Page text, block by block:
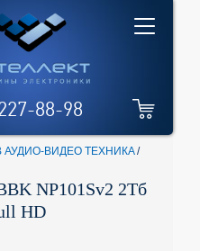
88-98
АУДИО-ВИДЕО ТЕХНИКА/
NP101Sv2 2Тб
HD